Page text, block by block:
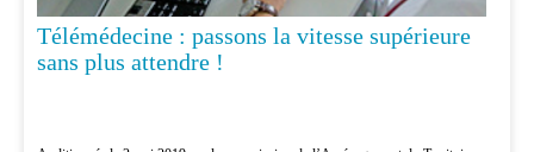
Télémédecine : passons la vitesse supérieure
sans plus attendre !